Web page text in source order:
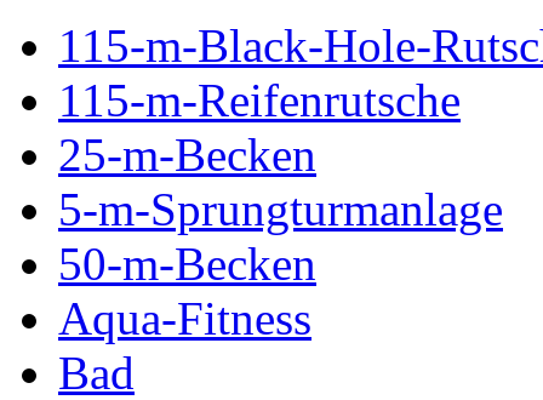
115-m-Black-Hole-
115-m-Reifenrutsche
25-m-Becken
5-m-Sprungturmanlage
50-m-Becken
Aqua-Fitness
Bad